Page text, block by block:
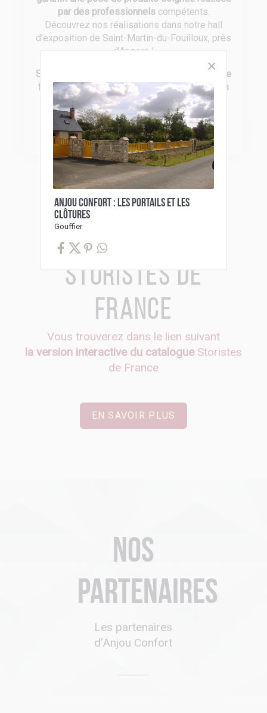
par des professionnelscompétents.
Découvrez nos réalisations dans notre hall
d’exposition de Saint-Martin-du-Fouilloux, près
d’Angers !
Soucieux de vous offrir le meilleur en terme de
fiabilité, nous travaillons avec despartenaires
reconnus pour leurs produits de qualité:
Somfy, Bel’M, Fybolia, Gypass, Profils
Systèmes, Siaco France et CAME.
Catalogues
Storistes de
France
Vous trouverez dans le lien suivant
la version interactive du catalogueStoristes
de France
EN SAVOIR PLUS
Nos
partenaires
Les partenaires
d’Anjou Confort
ANJOU CONFORT : LES PORTAILS ET LES
CLÔTURES
Gouffier